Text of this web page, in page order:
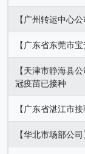
【广州转运中心
【广东省东莞市
【天津市静海县
冠疫苗已接种
【广东省湛江市
【华北市场部公